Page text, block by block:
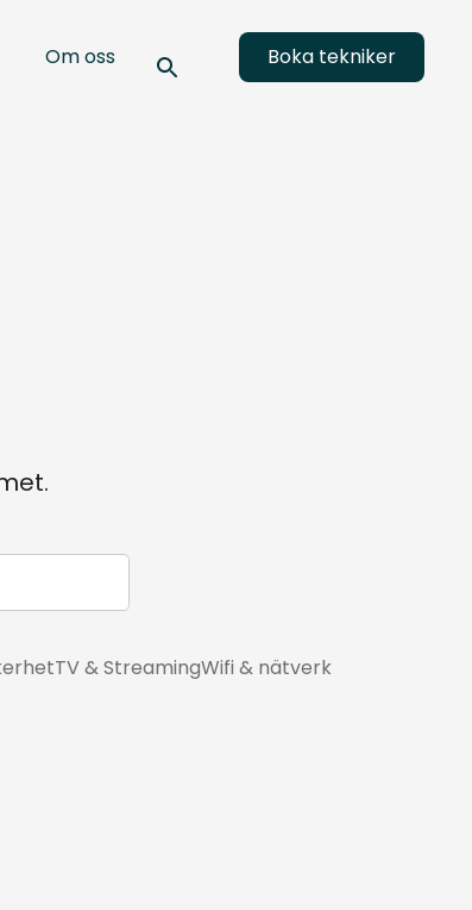
Om oss Boka tekniker
TV & StreamingWifi & nätverk